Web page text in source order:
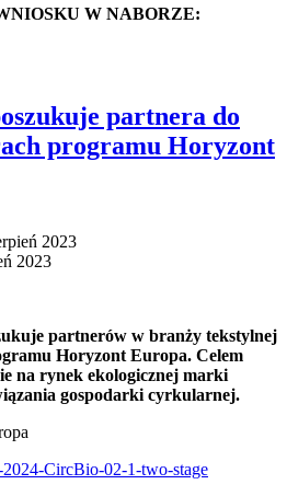
W NABORZE:
partnera do
programu Horyzont
2023
2023
partnerów w branży tekstylnej
Horyzont Europa. Celem
na rynek ekologicznej marki
gospodarki cyrkularnej.
CircBio-02-1-two-stage